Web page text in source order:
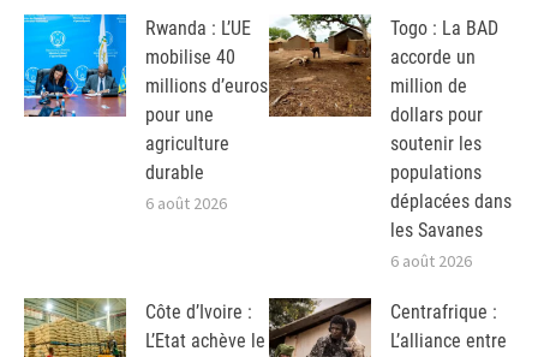
Rwanda : L’UE
mobilise 40
millions d’euros
pour une
agriculture
durable
6 août 2026
Togo : La BAD
accorde un
million de
dollars pour
soutenir les
populations
déplacées dans
les Savanes
6 août 2026
Côte d’Ivoire :
L’Etat achève le
Centrafrique :
L’alliance entre